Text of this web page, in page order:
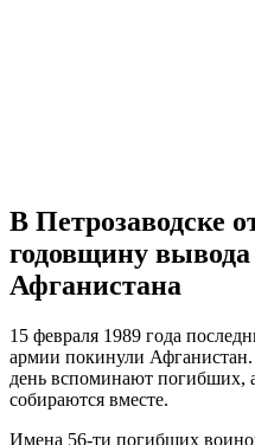
В Петрозаводске
годовщину вывода
Афганистана
15 февраля 1989 года
армии покинули
день вспоминают погибших,
собираются вместе.
Имена 56-ти погибших